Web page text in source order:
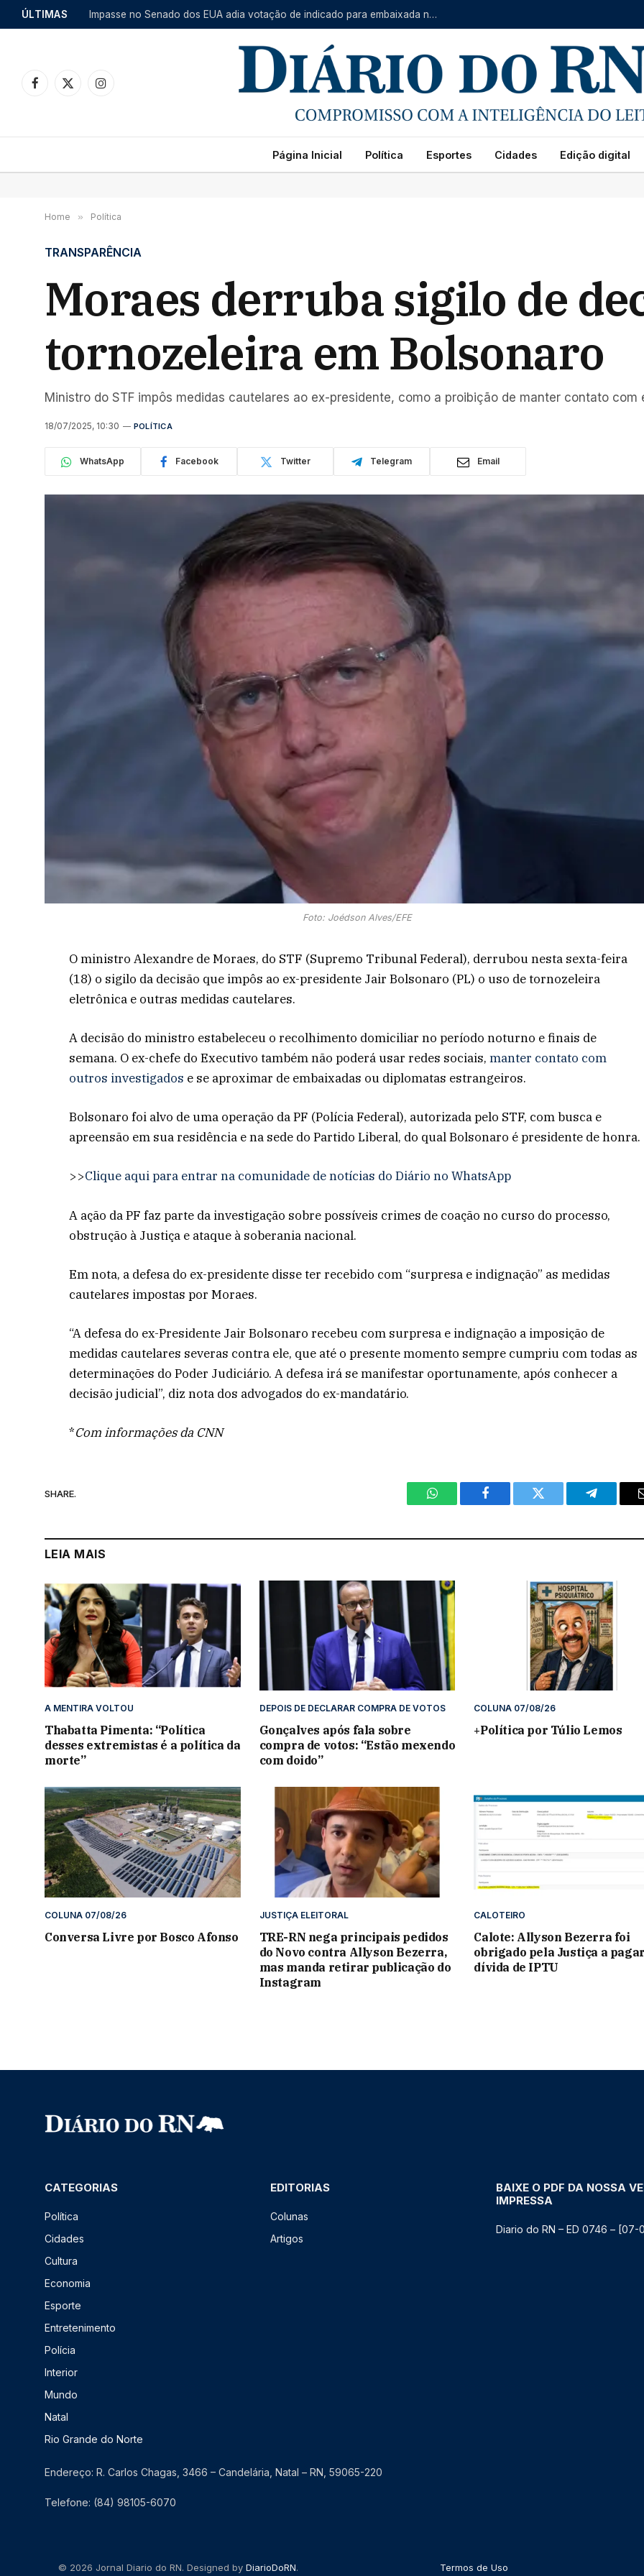
ÚLTIMAS Impasse no Senado dos EUA adia votação de indicado para embaixada no Brasil
Facebook
X
Instagram
Página Inicial Política Esportes Cidades Edição digital
Home » Política
TRANSPARÊNCIA
Moraes derruba sigilo de
tornozeleira em Bolsonaro
Ministro do STF impôs medidas cautelares ao ex-presidente, como a proibição de manter contato com
18/07/2025, 10:30 POLÍTICA
WhatsApp Facebook Twitter Telegram Email
Foto: Joédson Alves/EFE
O ministro Alexandre de Moraes, do STF (Supremo Tribunal Federal), derrubou nesta sexta-feira
(18) o sigilo da decisão que impôs ao ex-presidente Jair Bolsonaro (PL) o uso de tornozeleira
eletrônica e outras medidas cautelares.
A decisão do ministro estabeleceu o recolhimento domiciliar no período noturno e finais de
semana. O ex-chefe do Executivo também não poderá usar redes sociais,manter contato com
outros investigados e se aproximar de embaixadas ou diplomatas estrangeiros.
Bolsonaro foi alvo de uma operação da PF (Polícia Federal), autorizada pelo STF, com busca e
apreensão em sua residência e na sede do Partido Liberal, do qual Bolsonaro é presidente de honra.
>>Clique aqui para entrar na comunidade de notícias do Diário no WhatsApp
A ação da PF faz parte da investigação sobre possíveis crimes de coação no curso do processo,
obstrução à Justiça e ataque à soberania nacional.
Em nota, a defesa do ex-presidente disse ter recebido com “surpresa e indignação” as medidas
cautelares impostas por Moraes.
“A defesa do ex-Presidente Jair Bolsonaro recebeu com surpresa e indignação a imposição de
medidas cautelares severas contra ele, que até o presente momento sempre cumpriu com todas as
determinações do Poder Judiciário. A defesa irá se manifestar oportunamente, após conhecer a
decisão judicial”, diz nota dos advogados do ex-mandatário.
*Com informações da CNN
SHARE.
WhatsAppFacebook Twitter Telegram
LEIA MAIS
A MENTIRA VOLTOU
Thabatta Pimenta: “Política
desses extremistas é a política da
morte”
DEPOIS DE DECLARAR COMPRA DE VOTOS
Gonçalves após fala sobre
compra de votos: “Estão mexendo
com doido”
COLUNA 07/08/26
+Política por Túlio Lemos
COLUNA 07/08/26
Conversa Livre por Bosco Afonso
JUSTIÇA ELEITORAL
TRE-RN nega principais pedidos
do Novo contra Allyson Bezerra,
mas manda retirar publicação do
Instagram
CALOTEIRO
Calote: Allyson Bezerra foi
obrigado pela Justiça a pagar
dívida de IPTU
CATEGORIAS
Política
Cidades
Cultura
Economia
Esporte
Entretenimento
Polícia
Interior
Mundo
Natal
Rio Grande do Norte
EDITORIAS
Colunas
Artigos
BAIXE O PDF DA NOSSA
IMPRESSA
Diario do RN – ED 0746 – [07-
Endereço: R. Carlos Chagas, 3466 – Candelária, Natal – RN, 59065-220
Telefone: (84) 98105-6070
© 2026 Jornal Diario do RN. Designed byDiarioDoRN. Termos de Uso